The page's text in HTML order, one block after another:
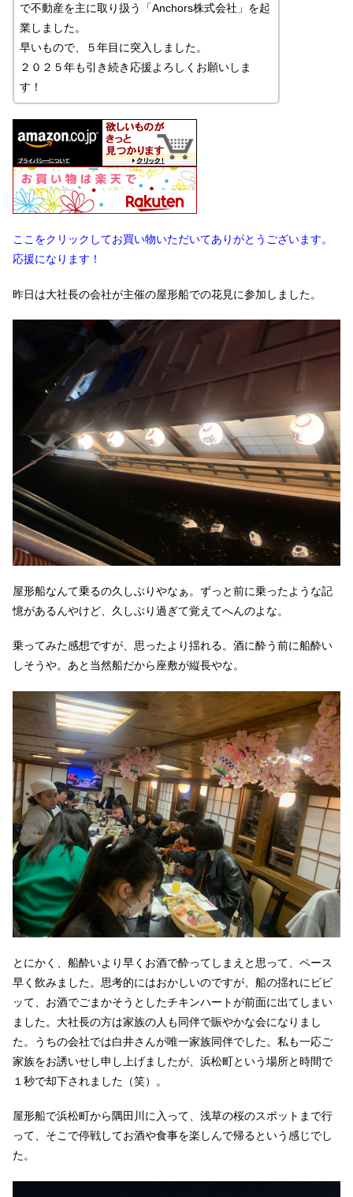
で不動産を主に取り扱う「Anchors株式会社」を起
業しました。
早いもので、５年目に突入しました。
２０２５年も引き続き応援よろしくお願いしま
す！
ここをクリックしてお買い物いただいてありがとうございます。
応援になります！
昨日は大社長の会社が主催の屋形船での花見に参加しました。
屋形船なんて乗るの久しぶりやなぁ。ずっと前に乗ったような記
憶があるんやけど、久しぶり過ぎて覚えてへんのよな。
乗ってみた感想ですが、思ったより揺れる。酒に酔う前に船酔い
しそうや。あと当然船だから座敷が縦長やな。
とにかく、船酔いより早くお酒で酔ってしまえと思って、ペース
早く飲みました。思考的にはおかしいのですが、船の揺れにビビ
ッて、お酒でごまかそうとしたチキンハートが前面に出てしまい
ました。大社長の方は家族の人も同伴で賑やかな会になりまし
た。うちの会社では白井さんが唯一家族同伴でした。私も一応ご
家族をお誘いせし申し上げましたが、浜松町という場所と時間で
１秒で却下されました（笑）。
屋形船で浜松町から隅田川に入って、浅草の桜のスポットまで行
って、そこで停戦してお酒や食事を楽しんで帰るという感じでし
た。